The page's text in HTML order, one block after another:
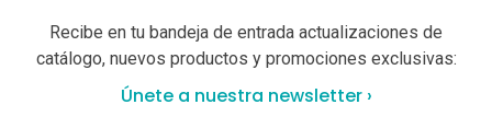
Recibe en tu bandeja de entrada actualizaciones de
catálogo, nuevos productos y promociones exclusivas:
Únete a nuestra newsletter ›